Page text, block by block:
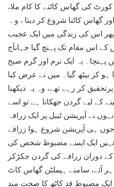
کی گھاس کاٹنے کا کام ملا،
گھاس کاٹنا شروع کر دیتا ، و ہ
پھر اس کی زندگی میں ایک عجیب
کے اس مقام تک پہنچ گیا جہاںآج
یہ ایک نرم اور گرم صبح
ہو کر بیٹھ گیا۔ میں نے عرض کیا
کر رہے تھے، وہ یہ دیکھنا
کے لیے گردن جھکاتا ہے تو اسے
نے آپریشن ٹیبل پر ایک زرافہ
جوں ہی آپریشن شروع ہوا زرافے
انہیں ایک ایسے مضبوط شخص کی
دوران زرافے کی گردن جکڑکر
آئے، سامنے ہیملٹن گھاس کاٹ
ایک مضبوط قد کاٹھ کا صحت مند